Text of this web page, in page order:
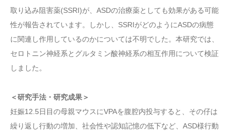
取り込み阻害薬(SSRI)が、ASDの治療薬としても効果がある可能
性が報告されています。しかし、SSRIがどのようにASDの病態
に関連し作用しているのかについては不明でした。本研究では、
セロトニン神経系とグルタミン酸神経系の相互作用について検証
しました。
＜研究手法・研究成果＞
妊娠12.5日目の母親マウスにVPAを腹腔内投与すると、その仔は
繰り返し行動の増加、社会性や認知記憶の低下など、ASD様行動